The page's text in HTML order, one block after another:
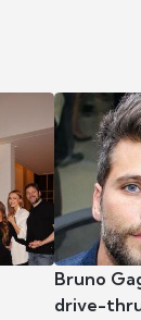
Bruno
drive-